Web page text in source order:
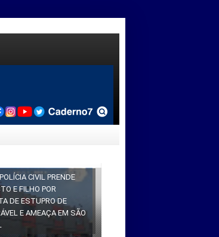
CIVIL PRENDE
E FILHO POR
DE ESTUPRO DE
E AMEAÇA EM SÃO